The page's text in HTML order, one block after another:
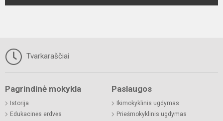
Tvarkaraščiai
Pagrindinė mokykla
Istorija
Edukacinės erdvės
Paslaugos
Ikimokyklinis ugdymas
Priešmokyklinis ugdymas